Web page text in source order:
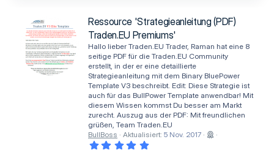
(
e
)
S
t
e
r
n
(
e
)
Ressource 'Strategieanleitung (PDF)
Traden.EU Premiums'
Hallo lieber Traden.EU Trader, Raman hat eine 8
seitige PDF für die Traden.EU Community
erstellt, in der er eine detaillierte
Strategieanleitung mit dem Binary BluePower
Template V3 beschreibt. Edit: Diese Strategie ist
auch für das BullPower Template anwendbar! Mit
diesem Wissen kommst Du besser am Markt
zurecht. Auszug aus der PDF: Mit freundlichen
grüßen, Team Traden.EU
BullBoss
Aktualisiert: 5 Nov. 2017
5